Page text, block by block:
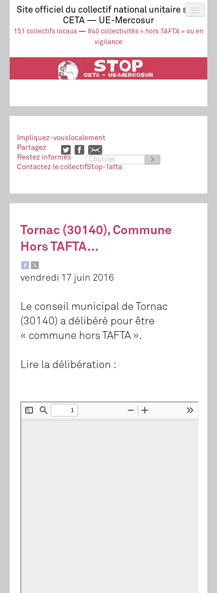
Site officiel du collectif national unitaire stop
CETA — UE-Mercosur
151 collectifs locaux — 840 collectivités « hors TAFTA » ou en
vigilance
Actus
UE-Mercosur
Stop à l’impunité !
TAFTA
CETA
Collectif
Impliquez-vouslocalement
Partagez
Restez informés
>
Contactez le collectifStop-Tafta
Tornac (30140), Commune
Hors TAFTA...
vendredi 17 juin 2016
Le conseil municipal de Tornac
(30140) a délibéré pour être
« commune hors TAFTA ».
Lire la délibération :